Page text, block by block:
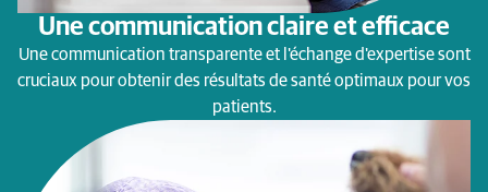
Une communication claire et efficace
Une communication transparente et l'échange d'expertise sont
cruciaux pour obtenir des résultats de santé optimaux pour vos
patients.